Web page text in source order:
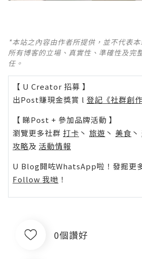
*本站之內容由作者所提供，並不代表
所有博客的立場、真實性、準確性及完
任。
【 U Creator 招募 】
出Post賺現金獎賞 l 登記《社群創
【 睇Post + 參加品牌活動 】
瀏覽更多社群 打卡 丶 旅遊 丶 美食 丶
攻略及 活動情報
U Blog開咗WhatsApp啦！發掘更
Follow 我哋 ！
0個讚好